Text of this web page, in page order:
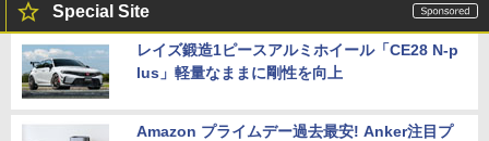
Special Site
レイズ鍛造1ピースアルミホイール「CE28 N-p
lus」軽量なままに剛性を向上
Amazon プライムデー過去最安! Anker注目プ